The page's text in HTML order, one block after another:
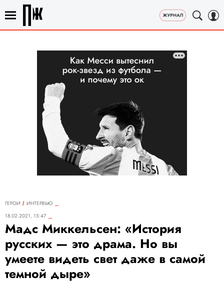
ГЕРОИ
ИНТЕРВЬЮ
18.02.2021, 15:47
Мадс Миккельсен: «История
русских — это драма. Но вы
умеете видеть свет даже в самой
темной дыре»